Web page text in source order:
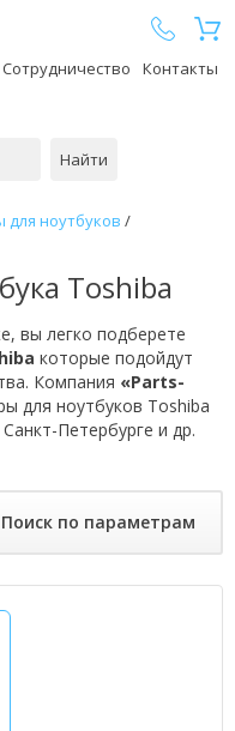
Сотрудничество Контакты
Найти
для ноутбуков /
Toshiba
вы легко подберете
которые подойдут
Компания «Parts-
для ноутбуков Toshiba
Петербурге и др.
Поиск по параметрам